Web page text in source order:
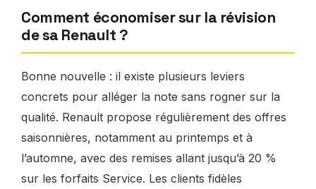
Comment économiser sur la révision
de sa Renault ?
Bonne nouvelle : il existe plusieurs leviers
concrets pour alléger la note sans rogner sur la
qualité. Renault propose régulièrement des offres
saisonnières, notamment au printemps et à
l’automne, avec des remises allant jusqu’à 20 %
sur les forfaits Service. Les clients fidèles